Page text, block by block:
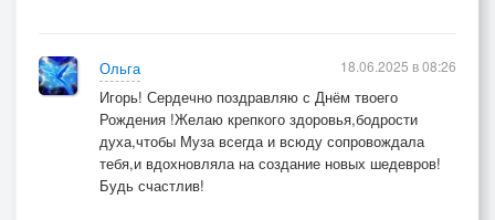
Ольга
Игорь! Сердечно поздравляю с Днём твоего
Рождения !Желаю крепкого здоровья,бодрости
духа,чтобы Муза всегда и всюду сопровождала
тебя,и вдохновляла на создание новых шедевров!
Будь счастлив!
18.06.2025 в 08:26